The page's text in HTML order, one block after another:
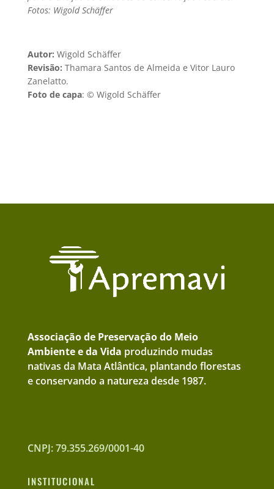
Fotos: Wigold Schäffer
Autor: Wigold Schäffer
Revisão: Thamara Santos de Almeida e Vitor Lauro
Zanelatto.
Foto de capa: ©️ Wigold Schäffer
Associação de Preservação do Meio
Ambiente e da Vida produzindo mudas
nativas da Mata Atlântica, plantando florestas
e conservando a natureza desde 1987.
CNPJ: 79.355.269/0001-40
INSTITUCIONAL